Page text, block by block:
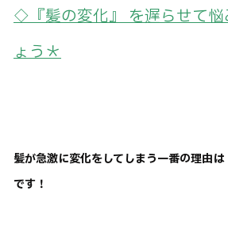
◇『髪の変化』 を遅らせて
ょう＊
髪が急激に変化をしてしまう一番の理由
です！